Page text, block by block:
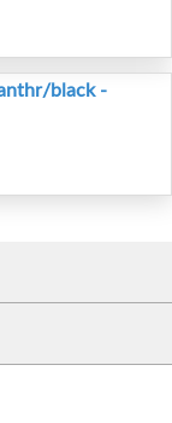
black -